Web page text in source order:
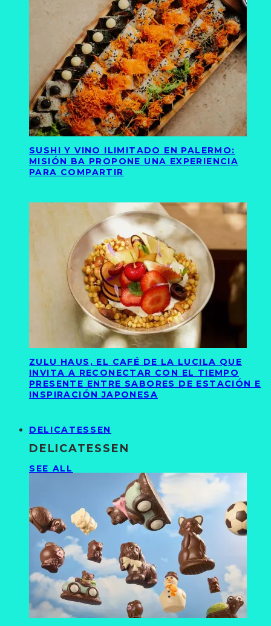
SUSHI Y VINO ILIMITADO EN PALERMO:
MISIÓN BA PROPONE UNA EXPERIENCIA
PARA COMPARTIR
ZULU HAUS, EL CAFÉ DE LA LUCILA QUE
INVITA A RECONECTAR CON EL TIEMPO
PRESENTE ENTRE SABORES DE ESTACIÓN E
INSPIRACIÓN JAPONESA
DELICATESSEN
DELICATESSEN
SEE ALL